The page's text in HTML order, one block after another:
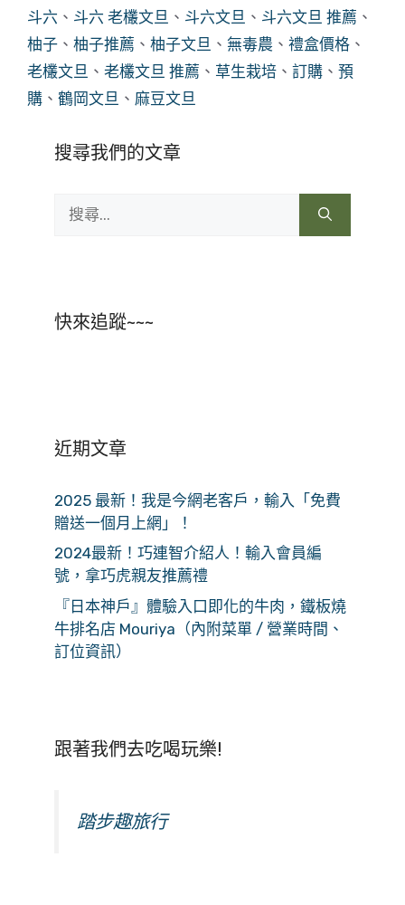
斗六 、 斗六 老欉文旦 、 斗六文旦 、 斗六文旦 推薦 、
柚子 、 柚子推薦 、 柚子文旦 、 無毒農 、 禮盒價格 、
老欉文旦 、 老欉文旦 推薦 、 草生栽培 、 訂購 、 預
購 、 鶴岡文旦 、 麻豆文旦
搜尋我們的文章
尋:
快來追蹤~~~
近期文章
2025 最新！我是今網老客戶，輸入「免費
贈送一個月上網」！
2024最新！巧連智介紹人！輸入會員編
號，拿巧虎親友推薦禮
『日本神戶』體驗入口即化的牛肉，鐵板燒
牛排名店 Mouriya（內附菜單 / 營業時間、
訂位資訊）
跟著我們去吃喝玩樂!
踏步趣旅行